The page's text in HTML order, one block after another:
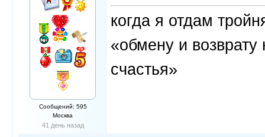
Сообщений: 595
Москва
41 день назад
когда я отдам
«обмену и
счастья»